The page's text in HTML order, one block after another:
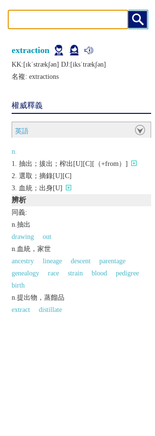
extraction
KK:[ɪkˈstrækʃǝn] DJ:[iksˈtrækʃǝn]
名複: extractions
權威釋義
英語
n.
抽出；拔出；榨出[U][C][（+from）]
選取；摘錄[U][C]
血統；出身[U]
辨析
同義:
n.抽出
drawing
out
n.血統，家世
ancestry
lineage descent
parentage
genealogy
race strain blood
pedigree
birth
n.提出物，蒸餾品
extract
distillate